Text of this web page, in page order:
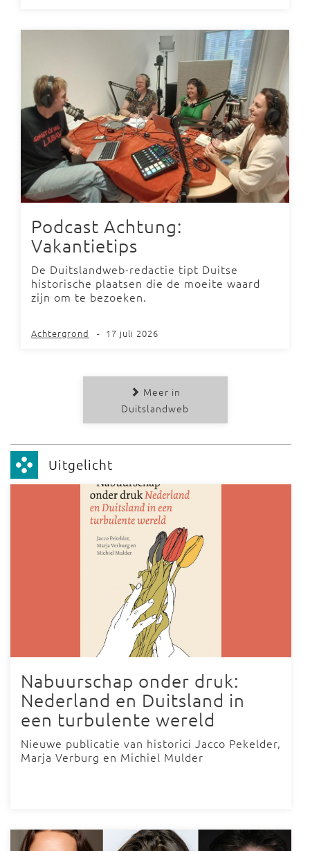
Podcast Achtung:
Vakantietips
De Duitslandweb-redactie tipt Duitse
historische plaatsen die de moeite waard
zijn om te bezoeken.
Achtergrond - 17 juli 2026
Meer in
Duitslandweb
Uitgelicht
Nabuurschap onder druk:
Nederland en Duitsland in
een turbulente wereld
Nieuwe publicatie van historici Jacco Pekelder,
Marja Verburg en Michiel Mulder